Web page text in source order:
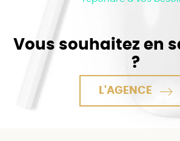
Vous souhaitez en
?
L'AGENCE